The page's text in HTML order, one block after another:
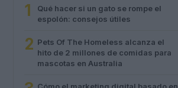
1
Qué hacer si un gato se rompe el
espolón: consejos útiles
2 Pets Of The Homeless alcanza el
hito de 2 millones de comidas para
mascotas en Australia